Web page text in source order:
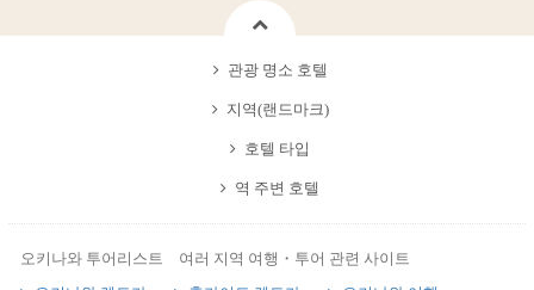
관광 명소 호텔
지역(랜드마크)
호텔 타입
역 주변 호텔
오키나와 투어리스트 여러 지역 여행・투어 관련 사이트